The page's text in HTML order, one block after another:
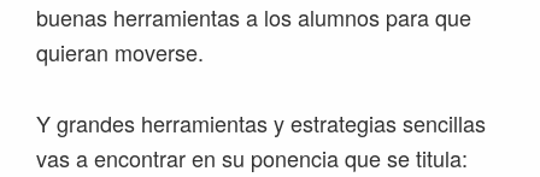
buenas herramientas a los alumnos para que
quieran moverse.
Y grandes herramientas y estrategias sencillas
vas a encontrar en su ponencia que se titula: